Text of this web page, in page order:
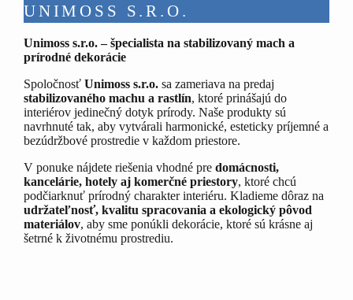
UNIMOSS S.R.O.
Unimoss s.r.o. – špecialista na stabilizovaný mach a
prírodné dekorácie
Spoločnosť Unimoss s.r.o. sa zameriava na predaj
stabilizovaného machu a rastlín, ktoré prinášajú do
interiérov jedinečný dotyk prírody. Naše produkty sú
navrhnuté tak, aby vytvárali harmonické, esteticky príjemné a
bezúdržbové prostredie v každom priestore.
V ponuke nájdete riešenia vhodné pre domácnosti,
kancelárie, hotely aj komerčné priestory, ktoré chcú
podčiarknuť prírodný charakter interiéru. Kladieme dôraz na
udržateľnosť, kvalitu spracovania a ekologický pôvod
materiálov, aby sme ponúkli dekorácie, ktoré sú krásne aj
šetrné k životnému prostrediu.